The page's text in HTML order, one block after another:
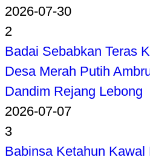
2026-07-30
2
Badai Sebabkan Teras
Desa Merah Putih
Dandim Rejang Lebong
2026-07-07
3
Babinsa Ketahun Kawal